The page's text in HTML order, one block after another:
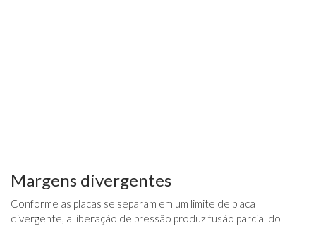
Margens divergentes
Conforme as placas se separam em um limite de placa
divergente, a liberação de pressão produz fusão parcial do